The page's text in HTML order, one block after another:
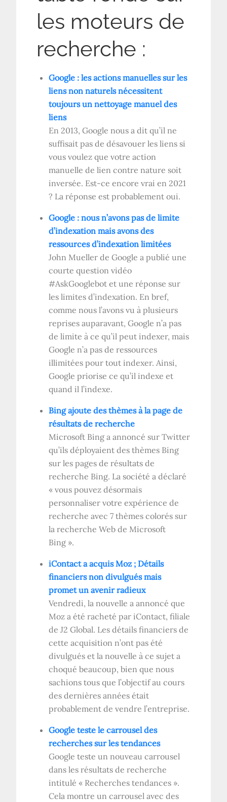
les moteurs de
recherche :
Google : les actions manuelles sur les
liens non naturels nécessitent
toujours un nettoyage manuel des
liens
En 2013, Google nous a dit qu’il ne
suffisait pas de désavouer les liens si
vous voulez que votre action
manuelle de lien contre nature soit
inversée. Est-ce encore vrai en 2021
? La réponse est probablement oui.
Google : nous n’avons pas de limite
d’indexation mais avons des
ressources d’indexation limitées
John Mueller de Google a publié une
courte question vidéo
#AskGooglebot et une réponse sur
les limites d’indexation. En bref,
comme nous l’avons vu à plusieurs
reprises auparavant, Google n’a pas
de limite à ce qu’il peut indexer, mais
Google n’a pas de ressources
illimitées pour tout indexer. Ainsi,
Google priorise ce qu’il indexe et
quand il l’indexe.
Bing ajoute des thèmes à la page de
résultats de recherche
Microsoft Bing a annoncé sur Twitter
qu’ils déployaient des thèmes Bing
sur les pages de résultats de
recherche Bing. La société a déclaré
« vous pouvez désormais
personnaliser votre expérience de
recherche avec 7 thèmes colorés sur
la recherche Web de Microsoft
Bing ».
iContact a acquis Moz ; Détails
financiers non divulgués mais
promet un avenir radieux
Vendredi, la nouvelle a annoncé que
Moz a été racheté par iContact, filiale
de J2 Global. Les détails financiers de
cette acquisition n’ont pas été
divulgués et la nouvelle à ce sujet a
choqué beaucoup, bien que nous
sachions tous que l’objectif au cours
des dernières années était
probablement de vendre l’entreprise.
Google teste le carrousel des
recherches sur les tendances
Google teste un nouveau carrousel
dans les résultats de recherche
intitulé « Recherches tendances ».
Cela montre un carrousel avec des